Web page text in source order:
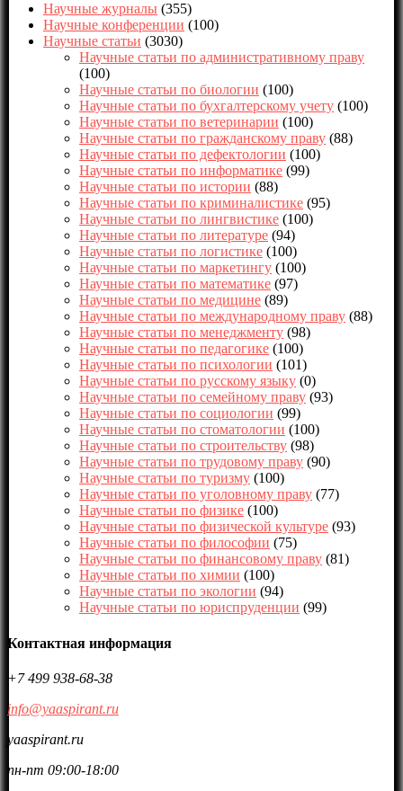
Научные журналы (355)
Научные конференции (100)
Научные статьи (3030)
Научные статьи по административному праву
(100)
Научные статьи по биологии (100)
Научные статьи по бухгалтерскому учету (100)
Научные статьи по ветеринарии (100)
Научные статьи по гражданскому праву (88)
Научные статьи по дефектологии (100)
Научные статьи по информатике (99)
Научные статьи по истории (88)
Научные статьи по криминалистике (95)
Научные статьи по лингвистике (100)
Научные статьи по литературе (94)
Научные статьи по логистике (100)
Научные статьи по маркетингу (100)
Научные статьи по математике (97)
Научные статьи по медицине (89)
Научные статьи по международному праву (88)
Научные статьи по менеджменту (98)
Научные статьи по педагогике (100)
Научные статьи по психологии (101)
Научные статьи по русскому языку (0)
Научные статьи по семейному праву (93)
Научные статьи по социологии (99)
Научные статьи по стоматологии (100)
Научные статьи по строительству (98)
Научные статьи по трудовому праву (90)
Научные статьи по туризму (100)
Научные статьи по уголовному праву (77)
Научные статьи по физике (100)
Научные статьи по физической культуре (93)
Научные статьи по философии (75)
Научные статьи по финансовому праву (81)
Научные статьи по химии (100)
Научные статьи по экологии (94)
Научные статьи по юриспруденции (99)
Контактная информация
+7 499 938-68-38
info@yaaspirant.ru
yaaspirant.ru
пн-пт 09:00-18:00